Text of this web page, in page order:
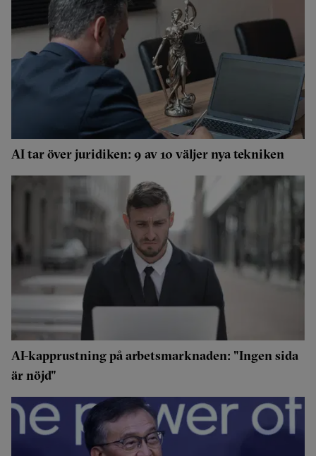
AI tar över juridiken: 9 av 10 väljer nya tekniken
AI-kapprustning på arbetsmarknaden: "Ingen sida
är nöjd"